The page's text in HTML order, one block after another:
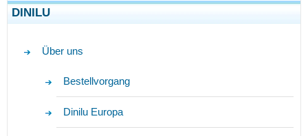
DINILU
Über uns
Bestellvorgang
Dinilu Europa